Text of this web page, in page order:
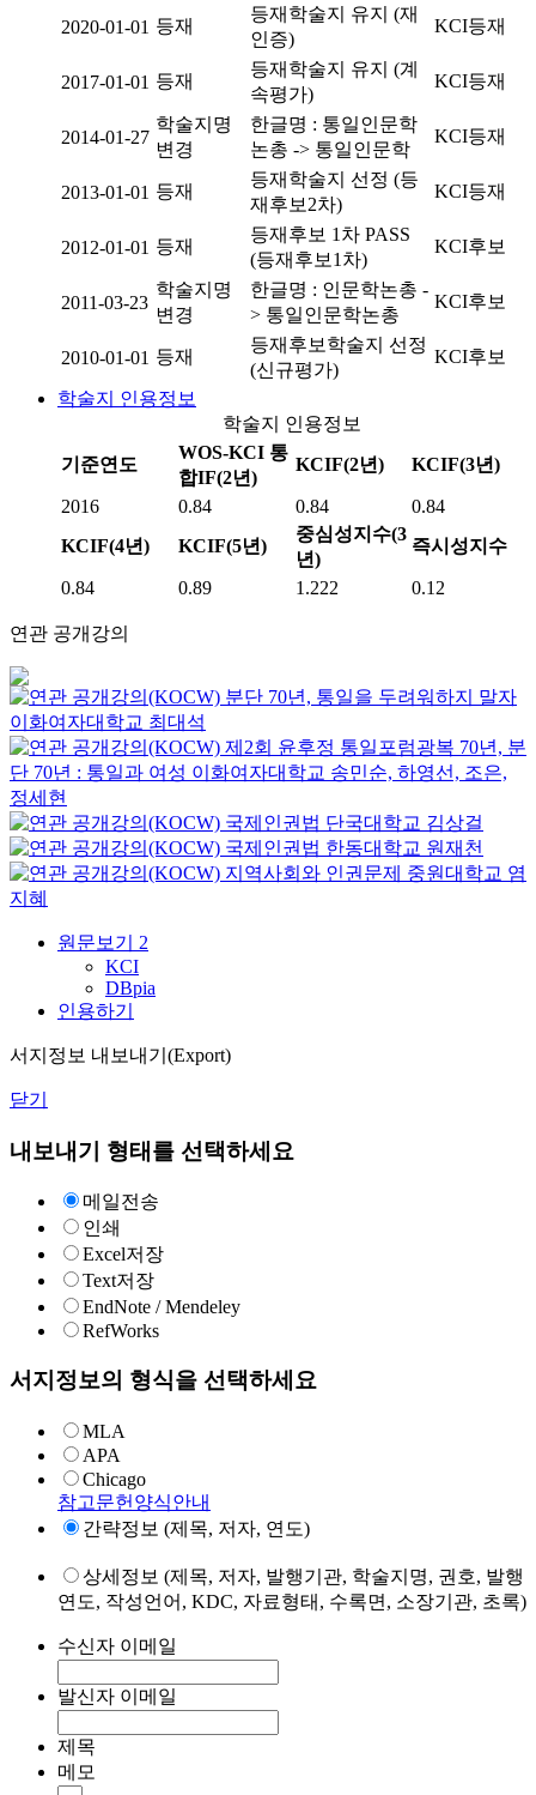
2020-01-01 등재
등재학술지 유지 (재
인증)
KCI등재
2017-01-01 등재
등재학술지 유지 (계
속평가)
KCI등재
2014-01-27
학술지명
변경
한글명 : 통일인문학
논총 -> 통일인문학
KCI등재
2013-01-01 등재
등재학술지 선정 (등
재후보2차)
KCI등재
2012-01-01 등재
등재후보 1차 PASS
(등재후보1차)
KCI후보
2011-03-23
학술지명
변경
한글명 : 인문학논총 -
> 통일인문학논총
KCI후보
2010-01-01 등재
등재후보학술지 선정
(신규평가)
KCI후보
학술지 인용정보
학술지 인용정보
기준연도
WOS-KCI 통
합IF(2년)
KCIF(2년) KCIF(3년)
2016 0.84 0.84
0.84
KCIF(4년)
KCIF(5년)
중심성지수(3
년)
즉시성지수
0.84 0.89 1.222 0.12
연관 공개강의
분단 70년, 통일을 두려워하지 말자
이화여자대학교 최대석
제2회 윤후정 통일포럼광복 70년, 분
단 70년 : 통일과 여성 이화여자대학교 송민순, 하영선, 조은,
정세현
국제인권법 단국대학교 김상걸
국제인권법 한동대학교 원재천
지역사회와 인권문제 중원대학교 염
지혜
원문보기 2
KCI
DBpia
인용하기
서지정보 내보내기(Export)
닫기
내보내기 형태를 선택하세요
메일전송
인쇄
Excel저장
Text저장
EndNote / Mendeley
RefWorks
서지정보의 형식을 선택하세요
MLA
APA
Chicago
참고문헌양식안내
간략정보 (제목, 저자, 연도)
상세정보 (제목, 저자, 발행기관, 학술지명, 권호, 발행
연도, 작성언어, KDC, 자료형태, 수록면, 소장기관, 초록)
수신자 이메일
발신자 이메일
제목
메모